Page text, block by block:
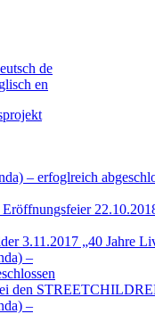
de
en
– erfoglreich
3.11.2017 „40 Jahre
–
den
–